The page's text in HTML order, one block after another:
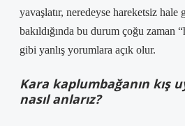
yavaşlatır, neredeyse hareketsiz hale
bakıldığında bu durum çoğu zaman
gibi yanlış yorumlara açık olur.
Kara kaplumbağanın kış
nasıl anlarız?